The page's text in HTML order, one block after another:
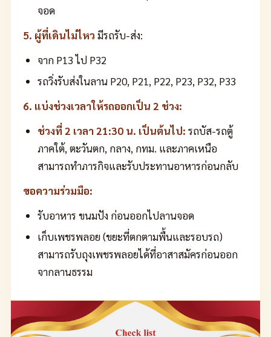
จอด
5. ผู้ที่เดินไม่ไหว มีรถรับ-ส่ง:
จาก P13 ไป P32
รถวิ่งรับส่งในลาน P20, P21, P22, P23, P32, P33
6. แบ่งช่วงเวลาให้รถออกเป็น 2 ช่วง:
ช่วงที่ 2 เวลา 21:30 น. เป็นต้นไป: รถบัส-รถตู้
ภาคใต้, ตะวันตก, กลาง, กทม. และภาคเหนือ
สามารถทำภารกิจและรับประทานอาหารก่อนกลับ
ขอความร่วมมือ:
รับอาหาร ขนมปัง ก่อนออกไปลานจอด
เก็บเพชรพลอย (ขยะที่ตกตามพื้นและรอบรถ)
สามารถรับถุงเพชรพลอยได้ที่อาสาสมัครก่อนออก
จากลานธรรม